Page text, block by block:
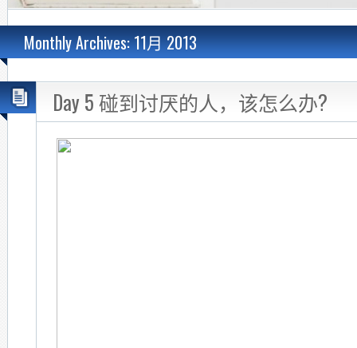
Monthly Archives: 11月 2013
Day 5 碰到讨厌的人，该怎么办?